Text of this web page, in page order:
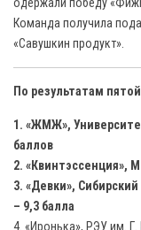
Команда получила
«Савушкин продукт».
По результатам
1. «ЖМЖ»,
баллов
2. «Квинтэссенция»,
3. «Девки»,
– 9,3 балла
4. «Иронька», РЭУ им.